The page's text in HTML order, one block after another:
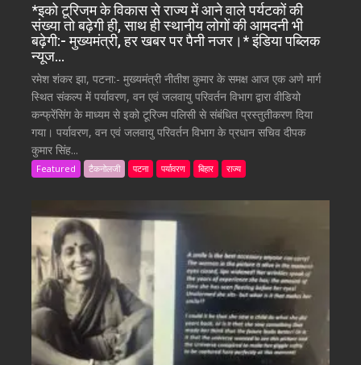
*इको टूरिजम के विकास से राज्य में आने वाले पर्यटकों की
संख्या तो बढ़ेगी ही, साथ ही स्थानीय लोगों की आमदनी भी
बढ़ेगी:- मुख्यमंत्री, हर खबर पर पैनी नजर।* इंडिया पब्लिक
न्यूज…
रमेश शंकर झा, पटना:- मुख्यमंत्री नीतीश कुमार के समक्ष आज एक अणे मार्ग
स्थित संकल्प में पर्यावरण, वन एवं जलवायु परिवर्तन विभाग द्वारा वीडियो
कन्फ्रेंसिंग के माध्यम से इको टूरिज्म पलिसी से संबंधित प्रस्तुतीकरण दिया
गया। पर्यावरण, वन एवं जलवायु परिवर्तन विभाग के प्रधान सचिव दीपक
कुमार सिंह...
Featured टैकनोलजी पटना पर्यावरण बिहार राज्य